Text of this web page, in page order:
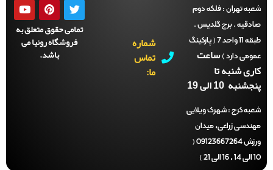
تهران :فلکه دوم
. برج گلدیس .
طبقه 11 واحد 7 ( پارکینگ
دارد )ساعت
شنبه تا
10 الی 19
کرج :شهرک ویلایی
زراعی، میدان
ورزش 09123667264 (
شماره
تماس
تمامی حقوق متعلق به
فروشگاه رونیا می
باشد.